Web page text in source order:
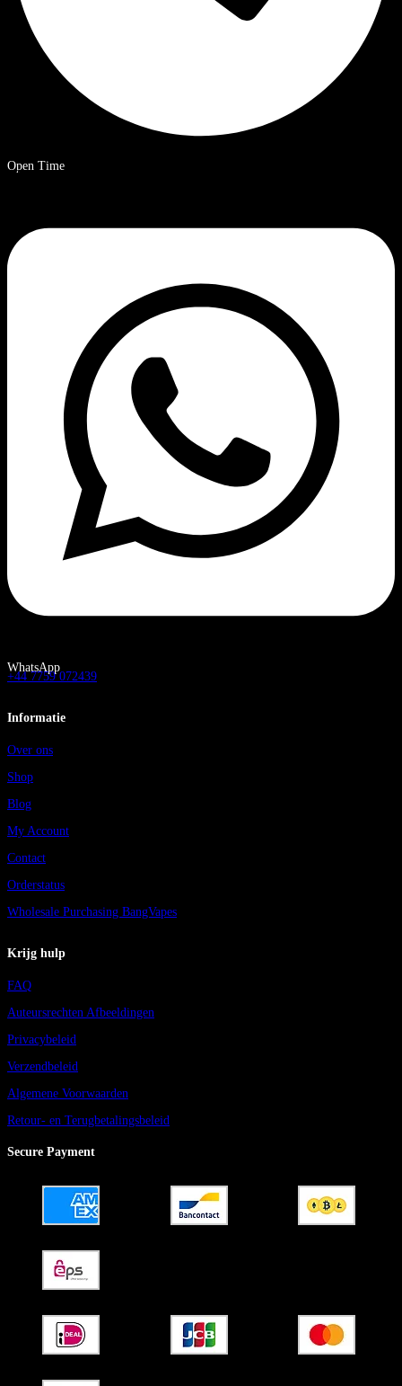
Open Time
09.00 – 20.00 uur Chinese standaardtijd.
WhatsApp
+44 7759 072439
Informatie
Over ons
Shop
Blog
My Account
Contact
Orderstatus
Wholesale Purchasing BangVapes
Krijg hulp
FAQ
Auteursrechten Afbeeldingen
Privacybeleid
Verzendbeleid
Algemene Voorwaarden
Retour- en Terugbetalingsbeleid
Secure Payment